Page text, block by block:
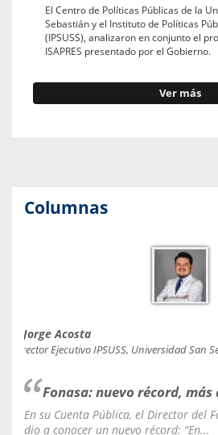
El Centro de Políticas Públicas de la
Sebastián y el Instituto de Políticas
(IPSUSS), analizaron en conjunto el
ISAPRES presentado por el Gobierno.
Ver más
Columnas
Jorge Acosta
Director Ejecutivo IPSUSS, Universidad San
Fonasa: nuevo récord, más
En su Cuenta Pública, el Director del
dio a conocer un nuevo récord: “En...